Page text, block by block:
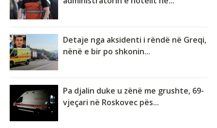
Detaje nga aksidenti i rëndë në Greqi,
nënë e bir po shkonin...
Pa djalin duke u zënë me grushte, 69-
vjeçari në Roskovec pës...